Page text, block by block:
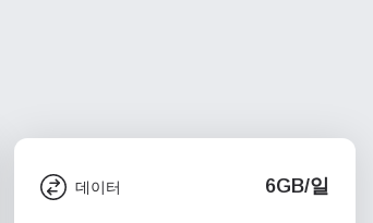
데이터 6GB/일